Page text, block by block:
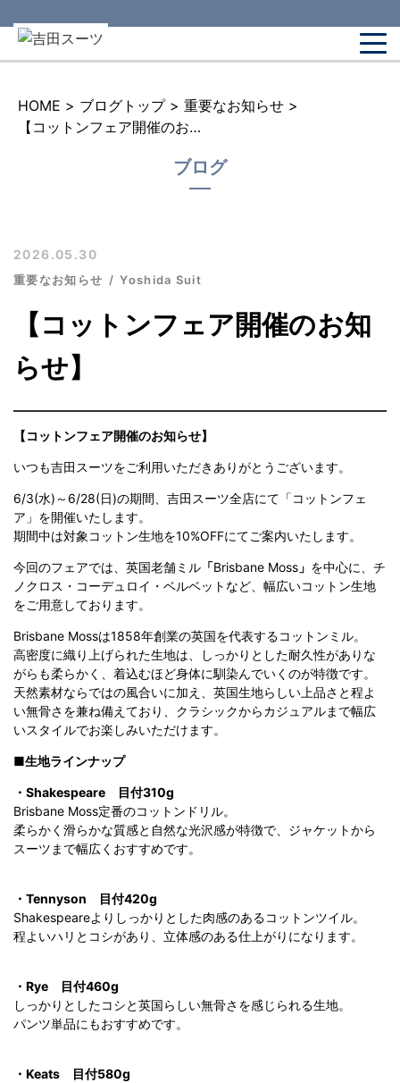
HOME > ブログトップ > 重要なお知らせ >
【コットンフェア開催のお知らせ】
ブログ
2026.05.30
重要なお知らせ Yoshida Suit
【コットンフェア開催のお知
らせ】
【コットンフェア開催のお知らせ】
いつも吉田スーツをご利用いただきありがとうございます。
6/3(水)～6/28(日)の期間、吉田スーツ全店にて「コットンフェ
ア」を開催いたします。
期間中は対象コットン生地を10%OFFにてご案内いたします。
今回のフェアでは、英国老舗ミル 「Brisbane Moss 」 を中心に、チ
ノクロス・コーデュロイ・ベルベットなど、幅広いコットン生地
をご用意しております。
Brisbane Mossは1858年創業の英国を代表するコットンミル。
高密度に織り上げられた生地は、しっかりとした耐久性がありな
がらも柔らかく、着込むほど身体に馴染んでいくのが特徴です。
天然素材ならではの風合いに加え、英国生地らしい上品さと程よ
い無骨さを兼ね備えており、クラシックからカジュアルまで幅広
いスタイルでお楽しみいただけます。
■生地ラインナップ
・Shakespeare
目付310g
Brisbane Moss定番のコットンドリル。
柔らかく滑らかな質感と自然な光沢感が特徴で、ジャケットから
スーツまで幅広くおすすめです。
・Tennyson
目付420g
Shakespeareよりしっかりとした肉感のあるコットンツイル。
程よいハリとコシがあり、立体感のある仕上がりになります。
・Rye
目付460g
しっかりとしたコシと英国らしい無骨さを感じられる生地。
パンツ単品にもおすすめです。
・Keats
目付580g